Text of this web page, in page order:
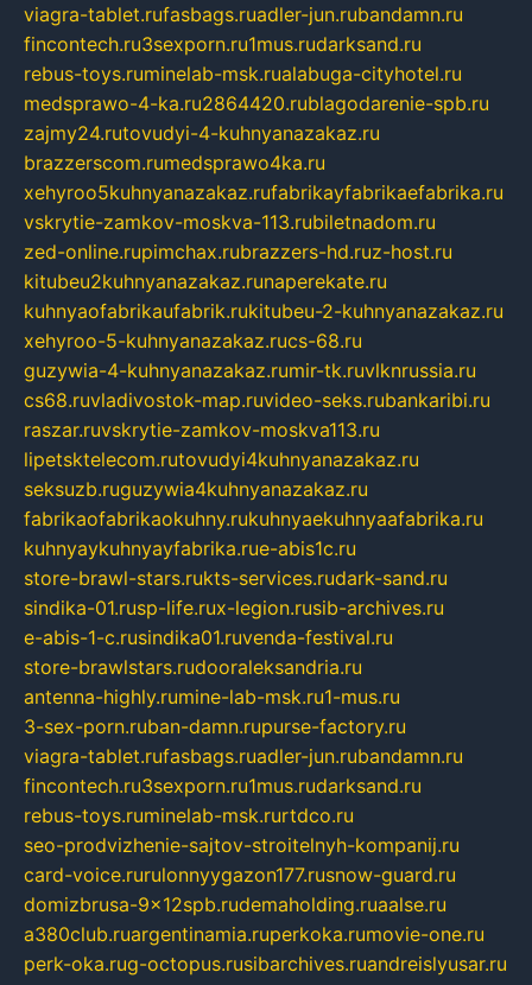
viagra-tablet.rufasbags.ruadler-jun.rubandamn.ru
fincontech.ru3sexporn.ru1mus.rudarksand.ru
rebus-toys.ruminelab-msk.rualabuga-cityhotel.ru
medsprawo-4-ka.ru2864420.rublagodarenie-spb.ru
zajmy24.rutovudyi-4-kuhnyanazakaz.ru
brazzerscom.rumedsprawo4ka.ru
xehyroo5kuhnyanazakaz.rufabrikayfabrikaefabrika.ru
vskrytie-zamkov-moskva-113.rubiletnadom.ru
zed-online.rupimchax.rubrazzers-hd.ruz-host.ru
kitubeu2kuhnyanazakaz.runaperekate.ru
kuhnyaofabrikaufabrik.rukitubeu-2-kuhnyanazakaz.ru
xehyroo-5-kuhnyanazakaz.rucs-68.ru
guzywia-4-kuhnyanazakaz.rumir-tk.ruvlknrussia.ru
cs68.ruvladivostok-map.ruvideo-seks.rubankaribi.ru
raszar.ruvskrytie-zamkov-moskva113.ru
lipetsktelecom.rutovudyi4kuhnyanazakaz.ru
seksuzb.ruguzywia4kuhnyanazakaz.ru
fabrikaofabrikaokuhny.rukuhnyaekuhnyaafabrika.ru
kuhnyaykuhnyayfabrika.rue-abis1c.ru
store-brawl-stars.rukts-services.rudark-sand.ru
sindika-01.rusp-life.rux-legion.rusib-archives.ru
e-abis-1-c.rusindika01.ruvenda-festival.ru
store-brawlstars.rudooraleksandria.ru
antenna-highly.rumine-lab-msk.ru1-mus.ru
3-sex-porn.ruban-damn.rupurse-factory.ru
viagra-tablet.rufasbags.ruadler-jun.rubandamn.ru
fincontech.ru3sexporn.ru1mus.rudarksand.ru
rebus-toys.ruminelab-msk.rurtdco.ru
seo-prodvizhenie-sajtov-stroitelnyh-kompanij.ru
card-voice.rurulonnyygazon177.rusnow-guard.ru
domizbrusa-9x12spb.rudemaholding.ruaalse.ru
a380club.ruargentinamia.ruperkoka.rumovie-one.ru
perk-oka.rug-octopus.rusibarchives.ruandreislyusar.ru